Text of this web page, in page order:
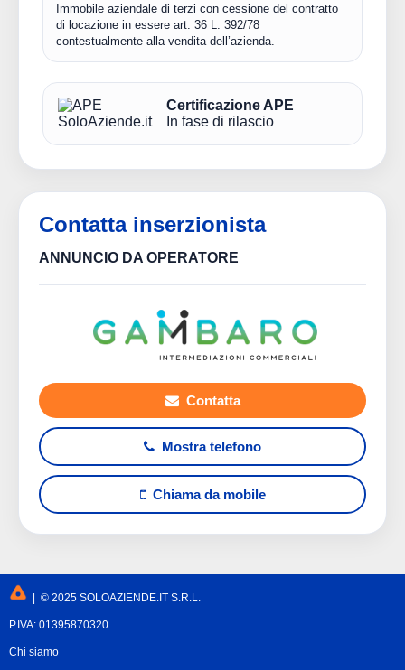
Immobile aziendale di terzi con cessione del contratto
di locazione in essere art. 36 L. 392/78
contestualmente alla vendita dell’azienda.
Certificazione APE
In fase di rilascio
Contatta inserzionista
ANNUNCIO DA OPERATORE
Contatta
Mostra telefono
Chiama da mobile
| © 2025 SOLOAZIENDE.IT S.R.L.
P.IVA: 01395870320
Chi siamo